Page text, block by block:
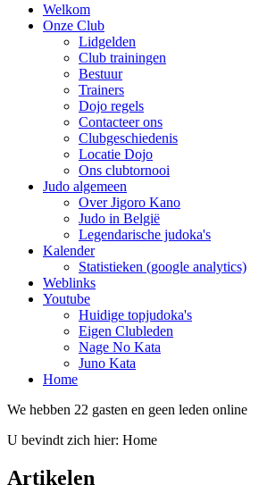
Welkom
Onze Club
Lidgelden
Club trainingen
Bestuur
Trainers
Dojo regels
Contacteer ons
Clubgeschiedenis
Locatie Dojo
Ons clubtornooi
Judo algemeen
Over Jigoro Kano
Judo in België
Legendarische judoka's
Kalender
Statistieken (google analytics)
Weblinks
Youtube
Huidige topjudoka's
Eigen Clubleden
Nage No Kata
Juno Kata
Home
We hebben 22 gasten en geen leden online
U bevindt zich hier: Home
Artikelen